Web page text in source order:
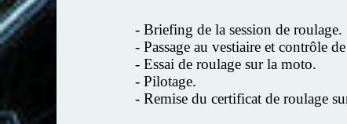
- Briefing de la session de roulage.
- Passage au vestiaire et contrôle
- Essai de roulage sur la moto.
- Pilotage.
- Remise du certificat de roulage